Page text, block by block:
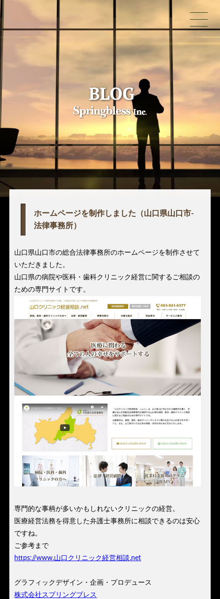
ホームページを制作しました（山口県山口市-
法律事務所）
山口県山口市の総合法律事務所のホームページを制作させて
いただきました。
山口県の病院や医科・歯科クリニック経営に関するご相談の
ための専門サイトです。
専門的な事柄が多いかもしれないクリニックの経営。
医療経営法務を得意した弁護士事務所に相談できるのは安心
ですね。
ご参考まで
https://www.山口クリニック経営相談.net
グラフィックデザイン・企画・プロデュース
株式会社スプリングブレス